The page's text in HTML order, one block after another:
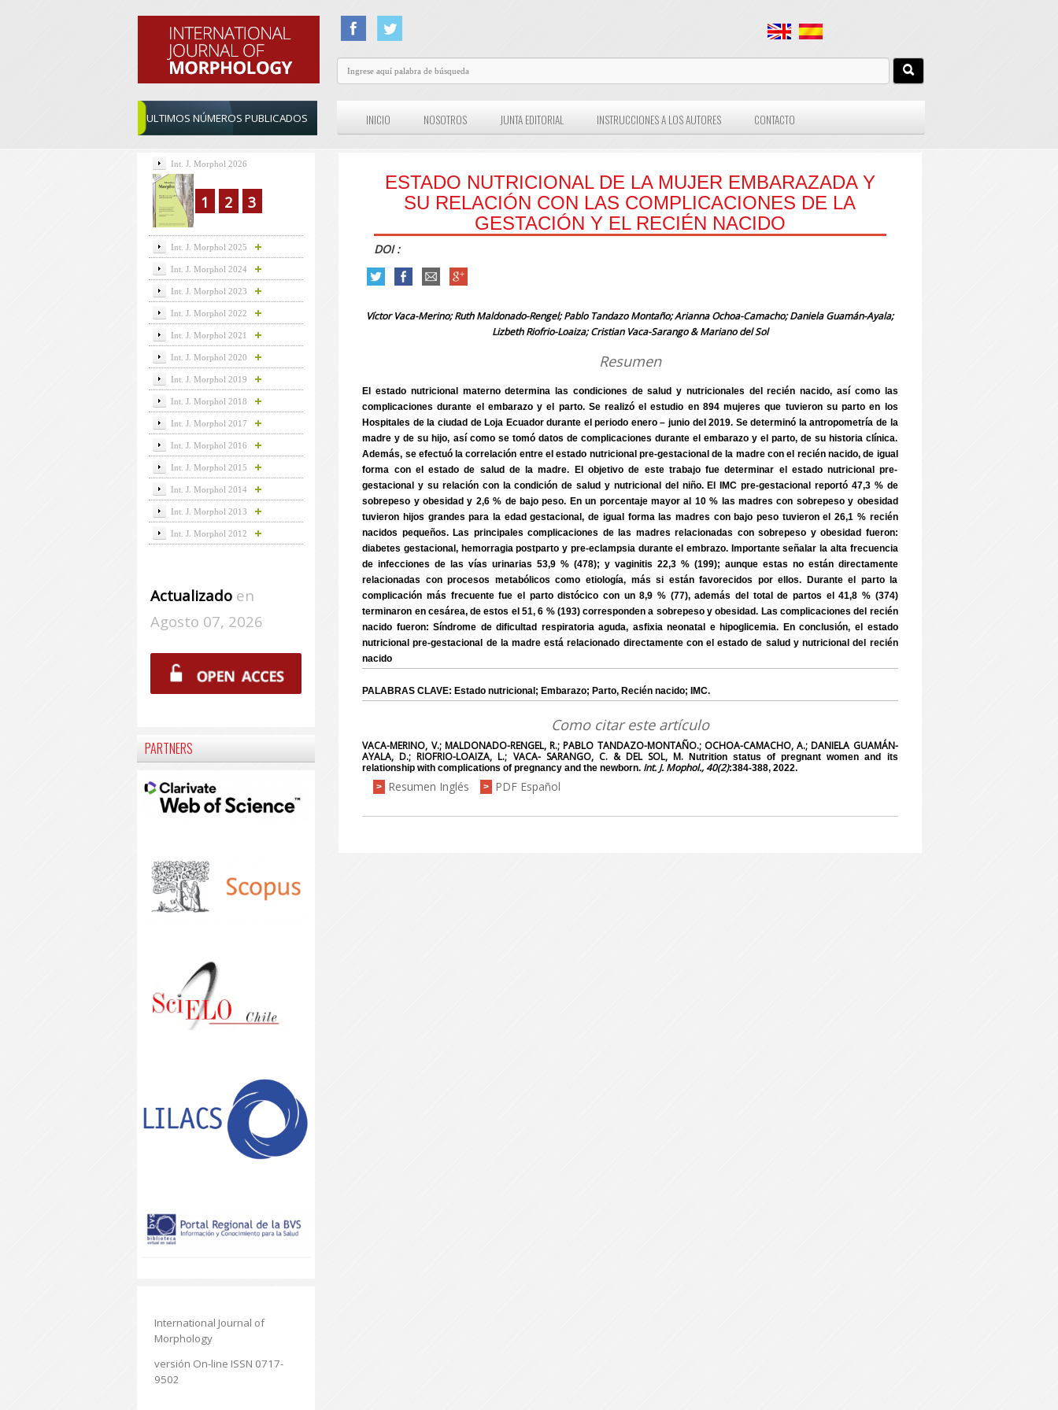
ULTIMOS NÚMEROS PUBLICADOS INICIO NOSOTROS JUNTA EDITORIAL INSTRUCCIONES A LOS AUTORES CONTACTO
ESTADO NUTRICIONAL DE LA MUJER EMBARAZADA Y
SU RELACIÓN CON LAS COMPLICACIONES DE LA
GESTACIÓN Y EL RECIÉN NACIDO
DOI :
Víctor Vaca-Merino; Ruth Maldonado-Rengel; Pablo Tandazo Montaño; Arianna Ochoa-Camacho; Daniela Guamán-Ayala;
Lizbeth Riofrio-Loaiza; Cristian Vaca-Sarango & Mariano del Sol
Resumen
El estado nutricional materno determina las condiciones de salud y nutricionales del recién nacido, así como las
complicaciones durante el embarazo y el parto. Se realizó el estudio en 894 mujeres que tuvieron su parto en los
Hospitales de la ciudad de Loja Ecuador durante el periodo enero – junio del 2019. Se determinó la antropometría de la
madre y de su hijo, así como se tomó datos de complicaciones durante el embarazo y el parto, de su historia clínica.
Además, se efectuó la correlación entre el estado nutricional pre-gestacional de la madre con el recién nacido, de igual
forma con el estado de salud de la madre. El objetivo de este trabajo fue determinar el estado nutricional pre-
gestacional y su relación con la condición de salud y nutricional del niño. El IMC pre-gestacional reportó 47,3 % de
sobrepeso y obesidad y 2,6 % de bajo peso. En un porcentaje mayor al 10 % las madres con sobrepeso y obesidad
tuvieron hijos grandes para la edad gestacional, de igual forma las madres con bajo peso tuvieron el 26,1 % recién
nacidos pequeños. Las principales complicaciones de las madres relacionadas con sobrepeso y obesidad fueron:
diabetes gestacional, hemorragia postparto y pre-eclampsia durante el embrazo. Importante señalar la alta frecuencia
de infecciones de las vías urinarias 53,9 % (478); y vaginitis 22,3 % (199); aunque estas no están directamente
relacionadas con procesos metabólicos como etiología, más si están favorecidos por ellos. Durante el parto la
complicación más frecuente fue el parto distócico con un 8,9 % (77), además del total de partos el 41,8 % (374)
terminaron en cesárea, de estos el 51, 6 % (193) corresponden a sobrepeso y obesidad. Las complicaciones del recién
nacido fueron: Síndrome de dificultad respiratoria aguda, asfixia neonatal e hipoglicemia. En conclusión, el estado
nutricional pre-gestacional de la madre está relacionado directamente con el estado de salud y nutricional del recién
nacido
PALABRAS CLAVE: Estado nutricional; Embarazo; Parto, Recién nacido; IMC.
Como citar este artículo
VACA-MERINO, V.; MALDONADO-RENGEL, R.; PABLO TANDAZO-MONTAÑO.; OCHOA-CAMACHO, A.; DANIELA GUAMÁN-
AYALA, D.; RIOFRIO-LOAIZA, L.; VACA- SARANGO, C. & DEL SOL, M. Nutrition status of pregnant women and its
relationship with complications of pregnancy and the newborn. Int. J. Mophol., 40(2):384-388, 2022.
>
Resumen Inglés > PDF Español
Int. J. Morphol 2026
1 2 3
Int. J. Morphol 2025
Int. J. Morphol 2024
Int. J. Morphol 2023
Int. J. Morphol 2022
Int. J. Morphol 2021
Int. J. Morphol 2020
Int. J. Morphol 2019
Int. J. Morphol 2018
Int. J. Morphol 2017
Int. J. Morphol 2016
Int. J. Morphol 2015
Int. J. Morphol 2014
Int. J. Morphol 2013
Int. J. Morphol 2012
Actualizadoen
Agosto 07, 2026
PARTNERS
International Journal of
Morphology
versión On-line ISSN 0717-
9502